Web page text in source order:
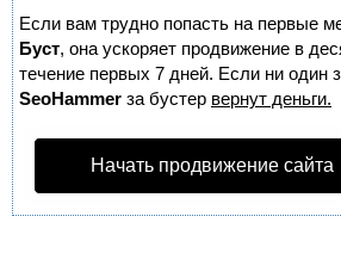
Если вам трудно попасть на первые
Буст, она ускоряет продвижение в
течение первых 7 дней. Если ни один
SeoHammer за бустер вернут деньги.
Начать продвижение сайта